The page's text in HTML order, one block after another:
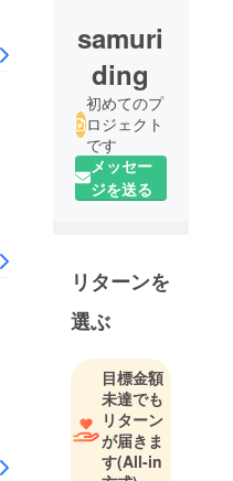
samuri
ding
初めてのプ
ロジェクト
です
メッセー
ジを送る
リターンを
選ぶ
目標金額
未達でも
リターン
が届きま
す(All-in